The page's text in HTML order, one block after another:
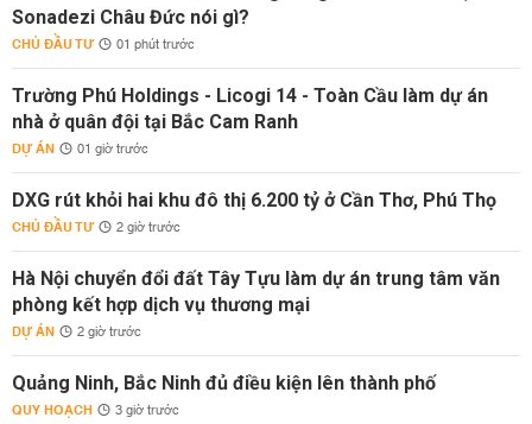
Sonadezi Châu Đức nói gì?
CHỦ ĐẦU TƯ 01 phút trước
Trường Phú Holdings - Licogi 14 - Toàn Cầu làm dự án
nhà ở quân đội tại Bắc Cam Ranh
DỰ ÁN 01 giờ trước
DXG rút khỏi hai khu đô thị 6.200 tỷ ở Cần Thơ, Phú Thọ
CHỦ ĐẦU TƯ 2 giờ trước
Hà Nội chuyển đổi đất Tây Tựu làm dự án trung tâm văn
phòng kết hợp dịch vụ thương mại
DỰ ÁN 2 giờ trước
Quảng Ninh, Bắc Ninh đủ điều kiện lên thành phố
QUY HOẠCH 3 giờ trước